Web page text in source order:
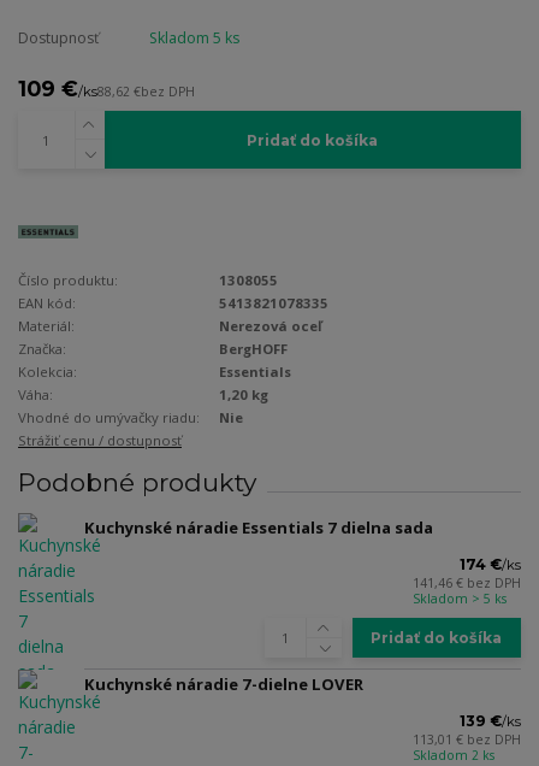
Dostupnosť Skladom 5 ks
109 €/ks88,62 €bez DPH
Pridať do košíka
Číslo produktu:
1308055
EAN kód:
5413821078335
Materiál:
Nerezová oceľ
Značka:
BergHOFF
Kolekcia:
Essentials
Váha:
1,20 kg
Vhodné do umývačky riadu:
Nie
Strážiť cenu / dostupnosť
Podobné produkty
Kuchynské náradie Essentials 7 dielna sada
174 €/ks
141,46 € bez DPH
Skladom > 5 ks
Pridať do košíka
Kuchynské náradie 7-dielne LOVER
139 €/ks
113,01 € bez DPH
Skladom 2 ks